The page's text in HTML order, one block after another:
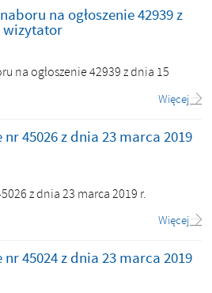
na ogłoszenie 42939 z
wizytator
na ogłoszenie 42939 z dnia 15
Więcej
nr 45026 z dnia 23 marca 2019
z dnia 23 marca 2019 r.
Więcej
nr 45024 z dnia 23 marca 2019